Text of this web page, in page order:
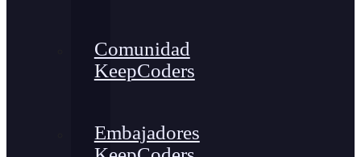
Comunidad
KeepCoders
Embajadores